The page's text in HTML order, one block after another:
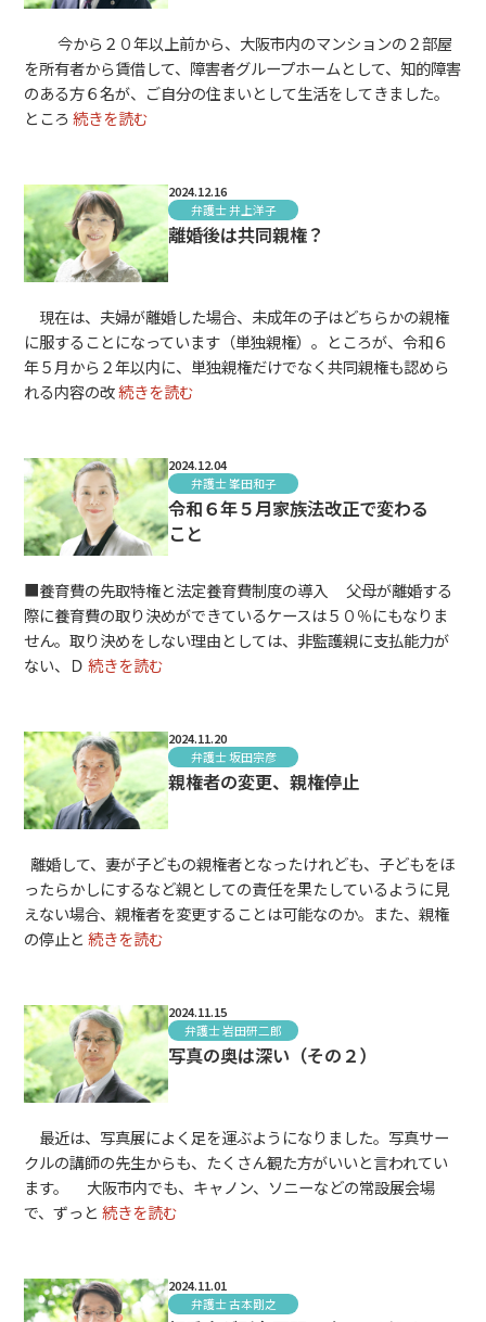
今から２０年以上前から、大阪市内のマンションの２部屋
を所有者から賃借して、障害者グループホームとして、知的障害
のある方６名が、ご自分の住まいとして生活をしてきました。
ところ 続きを読む
2024.12.16
弁護士 井上洋子
離婚後は共同親権？
現在は、夫婦が離婚した場合、未成年の子はどちらかの親権
に服することになっています（単独親権）。ところが、令和６
年５月から２年以内に、単独親権だけでなく共同親権も認めら
れる内容の改続きを読む
2024.12.04
弁護士 峯田和子
令和６年５月家族法改正で変わる
こと
■養育費の先取特権と法定養育費制度の導入 父母が離婚する
際に養育費の取り決めができているケースは５０％にもなりま
せん。取り決めをしない理由としては、非監護親に支払能力が
ない、Ｄ 続きを読む
2024.11.20
弁護士 坂田宗彦
親権者の変更、親権停止
離婚して、妻が子どもの親権者となったけれども、子どもをほ
ったらかしにするなど親としての責任を果たしているように見
えない場合、親権者を変更することは可能なのか。また、親権
の停止と 続きを読む
2024.11.15
弁護士 岩田研二郎
写真の奥は深い（その２）
最近は、写真展によく足を運ぶようになりました。写真サー
クルの講師の先生からも、たくさん観た方がいいと言われてい
ます。 大阪市内でも、キャノン、ソニーなどの常設展会場
で、ずっと 続きを読む
2024.11.01
弁護士 古本剛之